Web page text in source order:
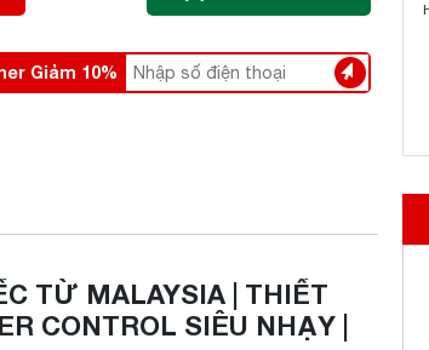
Giảm 10%
TỪ MALAYSIA | THIẾT
CONTROL SIÊU NHẠY |